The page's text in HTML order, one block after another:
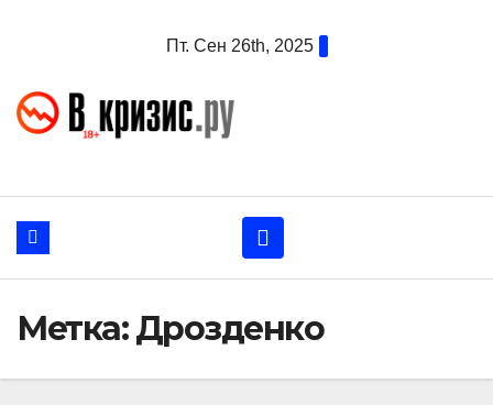
Пт. Сен 26th, 2025
Метка:Дрозденко